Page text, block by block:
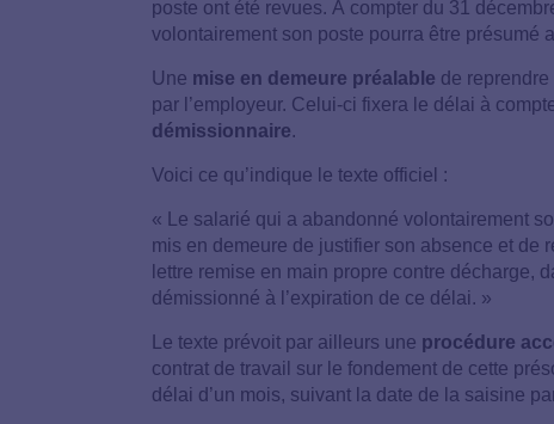
poste ont été revues. À compter du 31
volontairement son poste pourra être présumé
Une mise en demeure préalable de
par l’employeur. Celui-ci fixera le délai à
démissionnaire.
Voici ce qu’indique le texte officiel :
« Le salarié qui a abandonné volontairement
mis en demeure de justifier son absence et de
lettre remise en main propre contre décharge,
démissionné à l’expiration de ce délai. »
Le texte prévoit par ailleurs une procédure
contrat de travail sur le fondement de cette
délai d’un mois, suivant la date de la saisine